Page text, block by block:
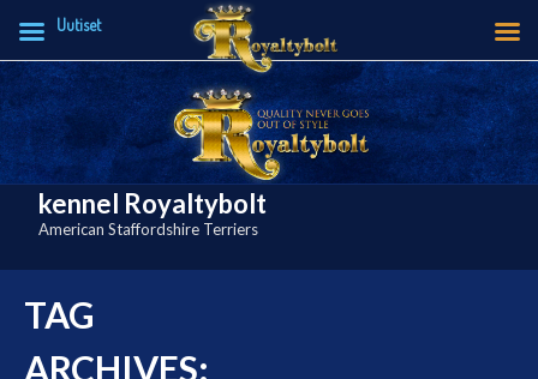
Skip
to
content
kennel Royaltybolt
American Staffordshire Terriers
TAG
ARCHIVES:
Uutiset